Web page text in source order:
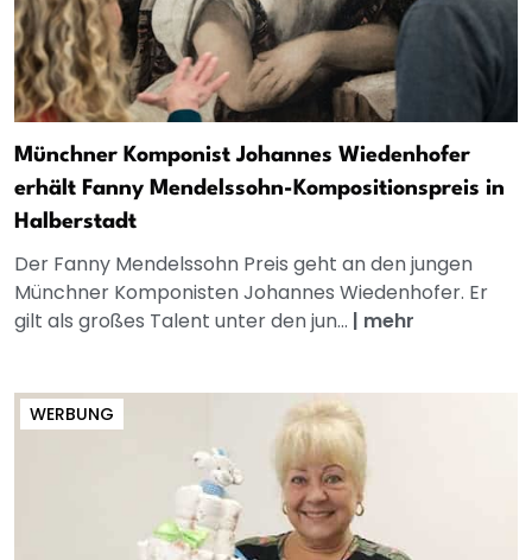
Münchner Komponist Johannes Wiedenhofer
erhält Fanny Mendelssohn-Kompositionspreis in
Halberstadt
Der Fanny Mendelssohn Preis geht an den jungen
Münchner Komponisten Johannes Wiedenhofer. Er
gilt als großes Talent unter den jun... | mehr
WERBUNG